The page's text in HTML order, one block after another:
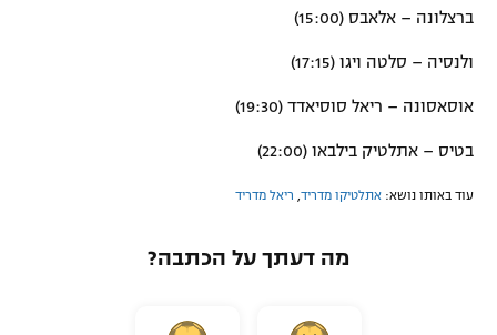
ברצלונה – אלאבס (15:00)
ולנסיה – סלטה ויגו (17:15)
אוסאסונה – ריאל סוסיאדד (19:30)
בטיס – אתלטיק בילבאו (22:00)
עוד באותו נושא: אתלטיקו מדריד ריאל מדריד
מה דעתך על הכתבה?